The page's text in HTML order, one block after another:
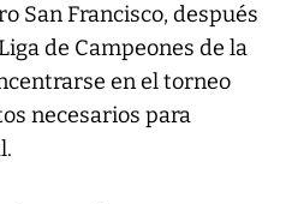
San Francisco, después
de Campeones de la
en el torneo
necesarios para